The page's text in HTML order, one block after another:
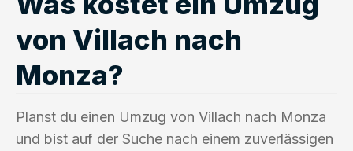
von Villach nach
Monza?
Planst du einen Umzug von Villach nach Monza
und bist auf der Suche nach einem zuverlässigen